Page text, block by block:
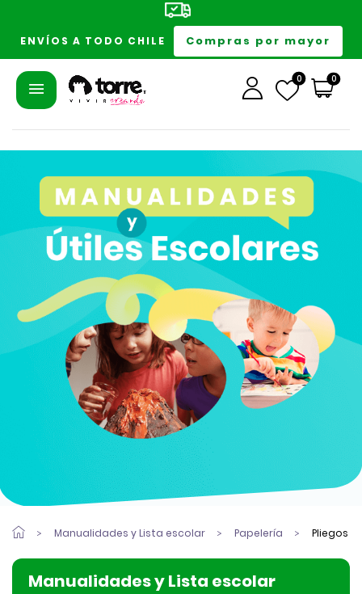
ENVÍOS A TODO CHILE Compras por mayor
0 0
Manualidades y Lista escolar Papelería Pliegos
Manualidades y Lista escolar